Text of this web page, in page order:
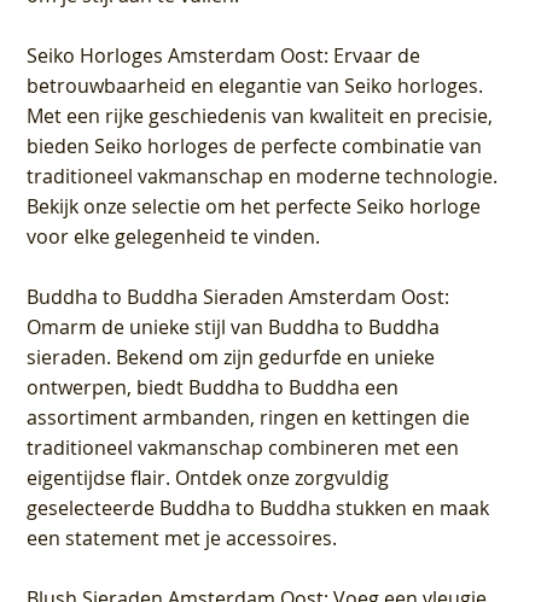
Seiko Horloges Amsterdam Oost: Ervaar de
betrouwbaarheid en elegantie van Seiko horloges.
Met een rijke geschiedenis van kwaliteit en precisie,
bieden Seiko horloges de perfecte combinatie van
traditioneel vakmanschap en moderne technologie.
Bekijk onze selectie om het perfecte Seiko horloge
voor elke gelegenheid te vinden.
Buddha to Buddha Sieraden Amsterdam Oost:
Omarm de unieke stijl van Buddha to Buddha
sieraden. Bekend om zijn gedurfde en unieke
ontwerpen, biedt Buddha to Buddha een
assortiment armbanden, ringen en kettingen die
traditioneel vakmanschap combineren met een
eigentijdse flair. Ontdek onze zorgvuldig
geselecteerde Buddha to Buddha stukken en maak
een statement met je accessoires.